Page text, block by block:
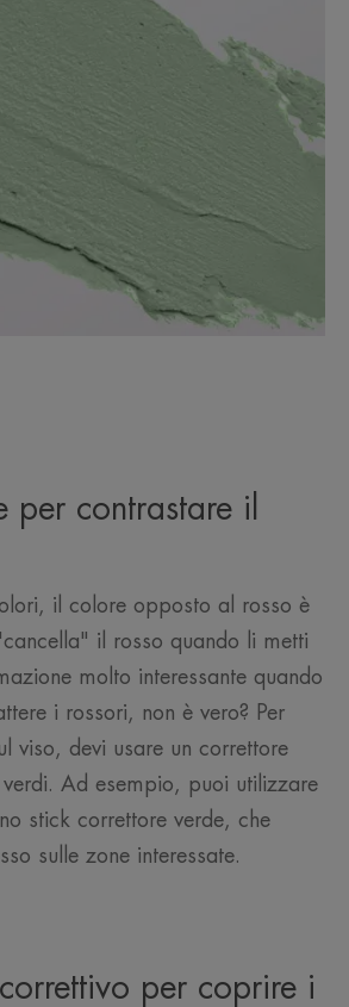
per contrastare il
il colore opposto al rosso è
il rosso quando li metti
molto interessante quando
i rossori, non è vero? Per
viso, devi usare un correttore
Ad esempio, puoi utilizzare
stick correttore verde, che
sulle zone interessate.
per coprire i